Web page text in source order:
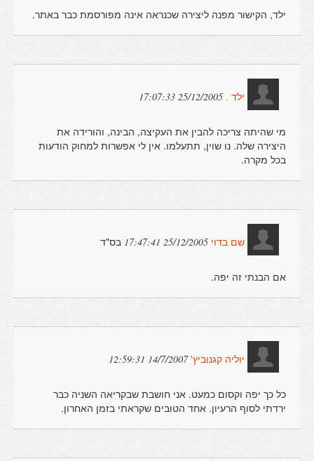
ילד, הקישור מפנה ליצירה שכנראה אינה מפורסמת כבר באתר.
ילד . 25/12/2005 17:07:33
מי שהיתה צריכה להבין את העקיצה, הבינה, והורידה את
היצירה שלה. נו שוין, תתעלמו. אין לי אפשרות למחוק הודעות
בכל מקרה.
שם בדוי 25/12/2005 17:47:41 בס"ד
אם הבנתי זה יפה.
יוליה קגנוביץ' 14/7/2007 12:59:31
כל כך יפה וקסום כמעט. אני חושבת שבקריאה השניה כבר
ירדתי לסוף הרעיון. אחד הטובים שקראתי בזמן האחרון.